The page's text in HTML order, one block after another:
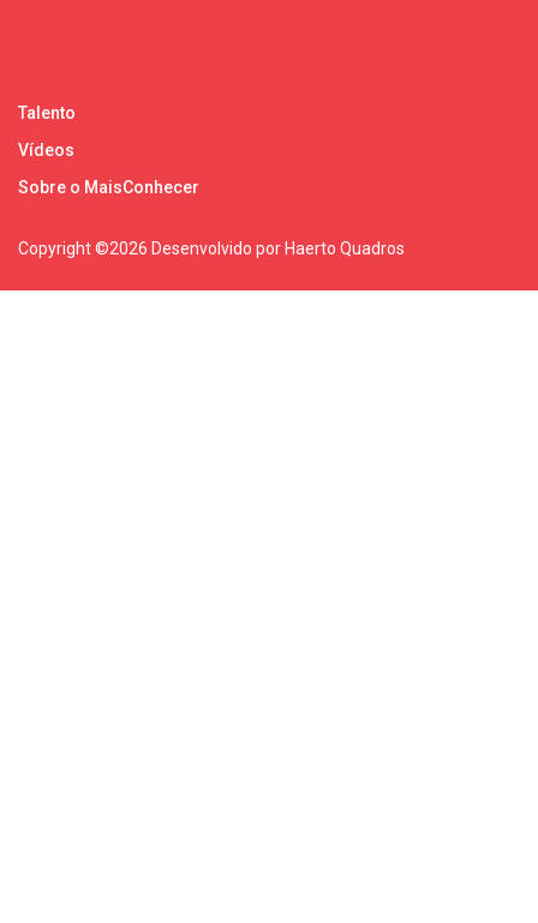
Talento
Vídeos
Sobre o MaisConhecer
Copyright ©2026 Desenvolvido por Haerto Quadros